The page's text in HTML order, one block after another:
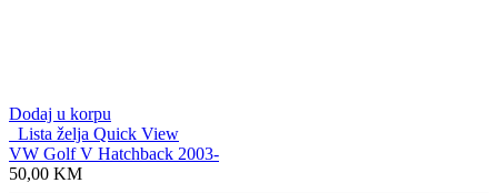
Dodaj u korpu
Lista želja Quick View
VW Golf V Hatchback 2003-
50,00 KM